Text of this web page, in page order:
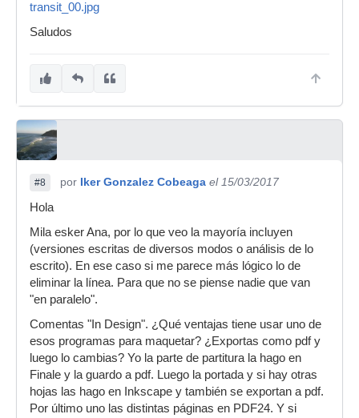
transit_00.jpg
Saludos
#8 por Iker Gonzalez Cobeaga el 15/03/2017
Hola
Mila esker Ana, por lo que veo la mayoría incluyen
(versiones escritas de diversos modos o análisis de lo
escrito). En ese caso si me parece más lógico lo de
eliminar la línea. Para que no se piense nadie que van
"en paralelo".
Comentas "In Design". ¿Qué ventajas tiene usar uno de
esos programas para maquetar? ¿Exportas como pdf y
luego lo cambias? Yo la parte de partitura la hago en
Finale y la guardo a pdf. Luego la portada y si hay otras
hojas las hago en Inkscape y también se exportan a pdf.
Por último uno las distintas páginas en PDF24. Y si